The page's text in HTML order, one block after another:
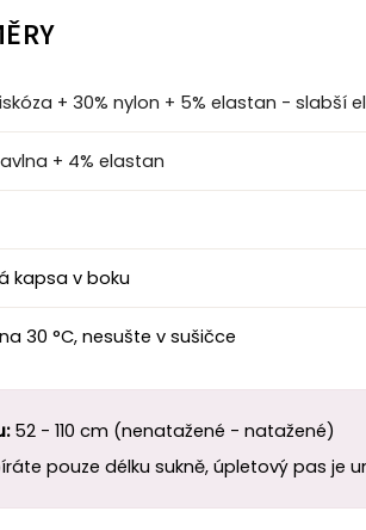
+ 30% nylon + 5% elastan - slabší
+ 4% elastan
kapsa v boku
30 °C, nesušte v sušičce
52 - 110 cm (nenatažené - natažené)
pouze délku sukně, úpletový pas je